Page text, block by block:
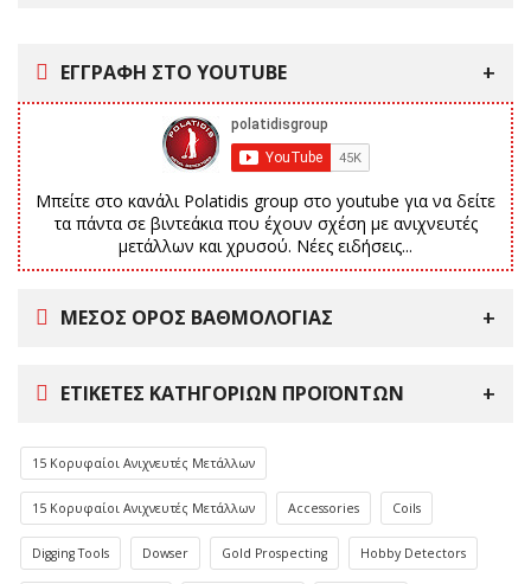
ΕΓΓΡΑΦΗ ΣΤΟ YOUTUBE
Μπείτε στο κανάλι Polatidis group στο youtube για να δείτε
τα πάντα σε βιντεάκια που έχουν σχέση με ανιχνευτές
μετάλλων και χρυσού. Νέες ειδήσεις...
ΜΕΣΟΣ ΟΡΟΣ ΒΑΘΜΟΛΟΓΙΑΣ
ΕΤΙΚΈΤΕΣ ΚΑΤΗΓΟΡΙΏΝ ΠΡΟΪΌΝΤΩΝ
15 Κορυφαίοι Ανιχνευτές Μετάλλων
15 Κορυφαίοι Ανιχνευτές Μετάλλων Accessories Coils
Digging Tools Dowser Gold Prospecting Hobby Detectors